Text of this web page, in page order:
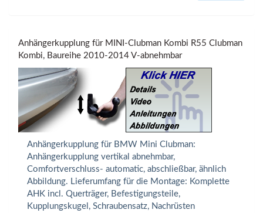
Anhängerkupplung für MINI-Clubman Kombi R55 Clubman
Kombi, Baureihe 2010-2014 V-abnehmbar
Anhängerkupplung für BMW Mini Clubman:
Anhängerkupplung vertikal abnehmbar,
Comfortverschluss- automatic, abschließbar, ähnlich
Abbildung. Lieferumfang für die Montage: Komplette
AHK incl. Querträger, Befestigungsteile,
Kupplungskugel, Schraubensatz, Nachrüsten